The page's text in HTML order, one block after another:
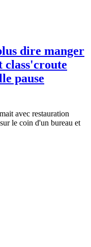
dire manger
class'croute
pause
avec restauration
le coin d'un bureau et